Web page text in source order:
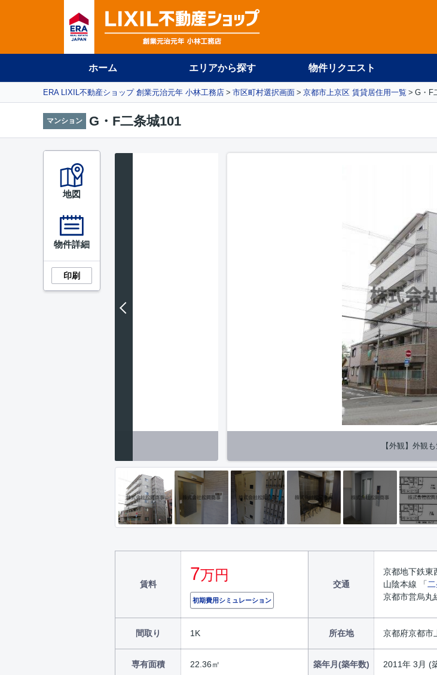
ホーム エリアから探す 物件リクエスト
ERA LIXIL不動産ショップ 創業元治元年 小林工務店 市区町村選択画面 京都市上京区 賃貸居住用一覧 G・F
マンション G・F二条城101
【外観】外観
賃料
7万円
初期費用シミュレーション
交通
京都地下鉄東
山陰本線 「
京都市営烏丸
間取り 1K 所在地 京都府京都市
専有面積 22.36㎡ 築年月(築年数) 2011年 3月 (
地図
物件詳細
印刷